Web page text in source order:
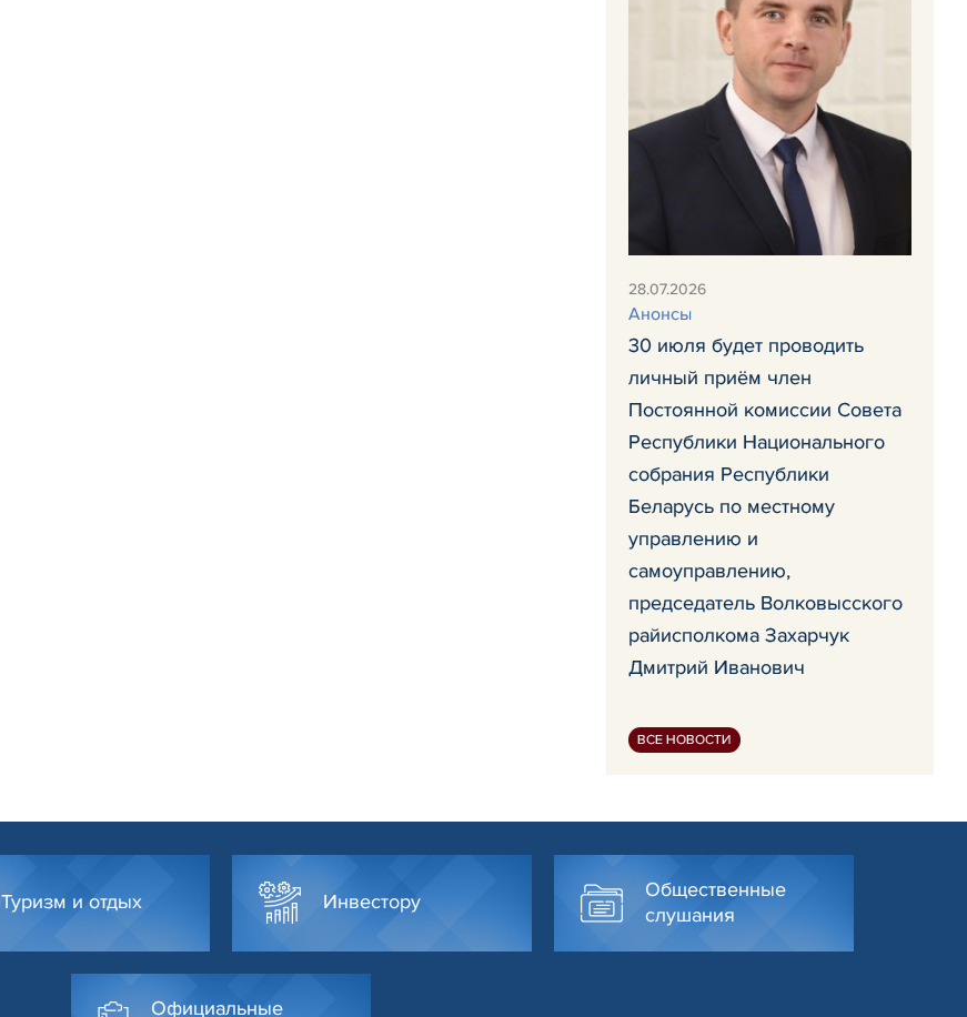
28.07.2026
Анонсы
30 июля будет проводить
личный приём член
Постоянной комиссии Совета
Республики Национального
собрания Республики
Беларусь по местному
управлению и
самоуправлению,
председатель Волковысского
райисполкома Захарчук
Дмитрий Иванович
ВСЕ НОВОСТИ
Туризм и отдых Инвестору
Общественные
слушания
Официальные